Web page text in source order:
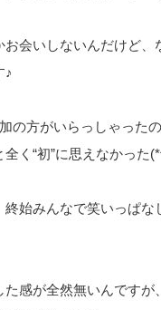
お会いしないんだけど、
♪
の方がいらっしゃった
く“初”に思えなかった
終始みんなで笑いっぱな
た感が全然無いんですが